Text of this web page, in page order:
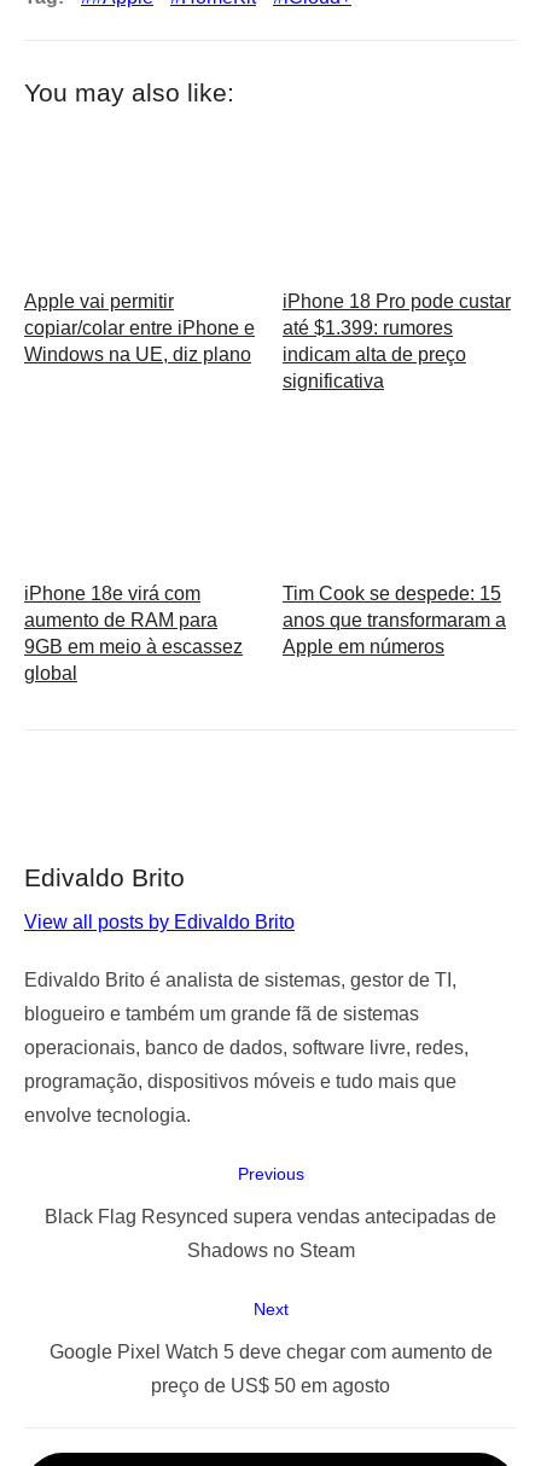
You may also like:
Apple vai permitir
copiar/colar entre iPhone e
Windows na UE, diz plano
iPhone 18 Pro pode custar
até $1.399: rumores
indicam alta de preço
significativa
iPhone 18e virá com
aumento de RAM para
9GB em meio à escassez
global
Tim Cook se despede: 15
anos que transformaram a
Apple em números
Edivaldo Brito
View all posts by Edivaldo Brito
Edivaldo Brito é analista de sistemas, gestor de TI,
blogueiro e também um grande fã de sistemas
operacionais, banco de dados, software livre, redes,
programação, dispositivos móveis e tudo mais que
envolve tecnologia.
de
Previous
Previous
Black Flag Resynced supera vendas antecipadas de
Shadows no Steam
Next
Next
Google Pixel Watch 5 deve chegar com aumento de
preço de US$ 50 em agosto